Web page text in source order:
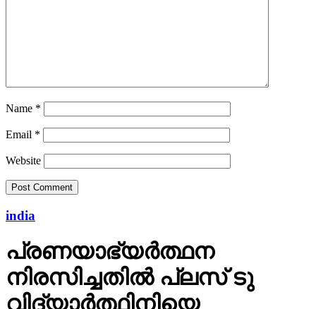
Name *
Email *
Website
india
പ്രണയാഭ്യര്‍ത്ഥന
നിരസിച്ചതില്‍ പ്ലസ് ടു
വിദ്യാര്‍ത്ഥിനിയെ